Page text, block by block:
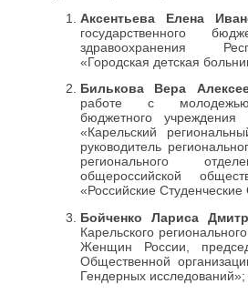
Аксентьева Елена
государственного
здравоохранения
«Городская детская
Билькова Вера
работе с молодежью
бюджетного учреждения
«Карельский
руководитель
регионального
общероссийской
«Российские
Бойченко Лариса
Карельского
Женщин России,
Общественной
Гендерных исследований»;